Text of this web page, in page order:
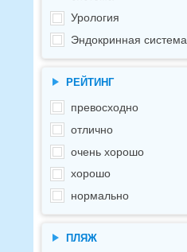
Урология
Эндокринная система
РЕЙТИНГ
превосходно
отлично
очень хорошо
хорошо
нормально
ПЛЯЖ